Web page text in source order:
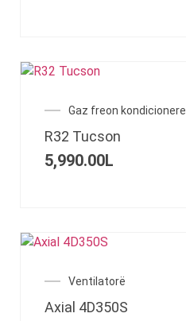
Gaz freon kondicionere
R32 Tucson
5,990.00L
Ventilatorë
Axial 4D350S